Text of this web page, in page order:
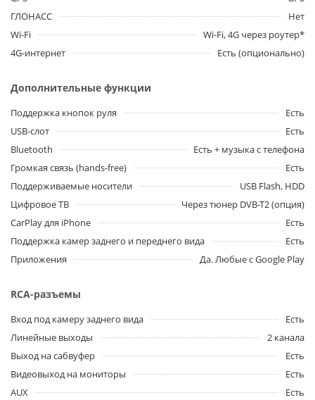
ГЛОНАСС
Нет
Wi-Fi
Wi-Fi, 4G через роутер*
4G-интернет
Есть (опционально)
Дополнительные функции
Поддержка кнопок руля
Есть
USB-слот
Есть
Bluetooth
Есть + музыка с телефона
Громкая связь (hands-free)
Есть
Поддерживаемые носители
USB Flash, HDD
Цифровое ТВ
Через тюнер DVB-T2 (опция)
CarPlay для iPhone
Есть
Поддержка камер заднего и переднего вида
Есть
Приложения
Да. Любые с Google Play
RCA-разъемы
Вход под камеру заднего вида
Есть
Линейные выходы
2 канала
Выход на сабвуфер
Есть
Видеовыход на мониторы
Есть
AUX
Есть